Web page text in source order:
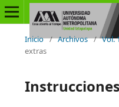
Inicio / Archivos / Vol.
extras